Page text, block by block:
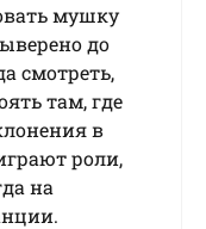
мушку
до
смотреть,
там, где
в
роли,
на